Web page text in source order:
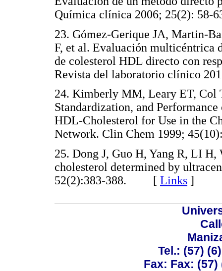
Química clínica 2006; 25(2):
23. Gómez-Gerique JA, Martin-
F, et al. Evaluación multicéntrica
de colesterol HDL directo con
Revista del laboratorio clínico
24. Kimberly MM, Leary ET, Col
Standardization, and
HDL-Cholesterol for Use in the
Network. Clin Chem 1999;
25. Dong J, Guo H, Yang R, LI
cholesterol determined by
52(2):383-388. [ Links ]
Tel.: (57)
Fax: Fax: (57)